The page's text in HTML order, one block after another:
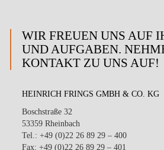
WIR FREUEN UNS AUF
UND AUFGABEN.
KONTAKT ZU UNS AUF!
HEINRICH FRINGS GMBH & CO. KG
Boschstraße 32
53359 Rheinbach
Tel.: +49 (0)22 26 89 29 – 400
Fax: +49 (0)22 26 89 29 – 401